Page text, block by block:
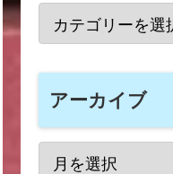
アーカイブ